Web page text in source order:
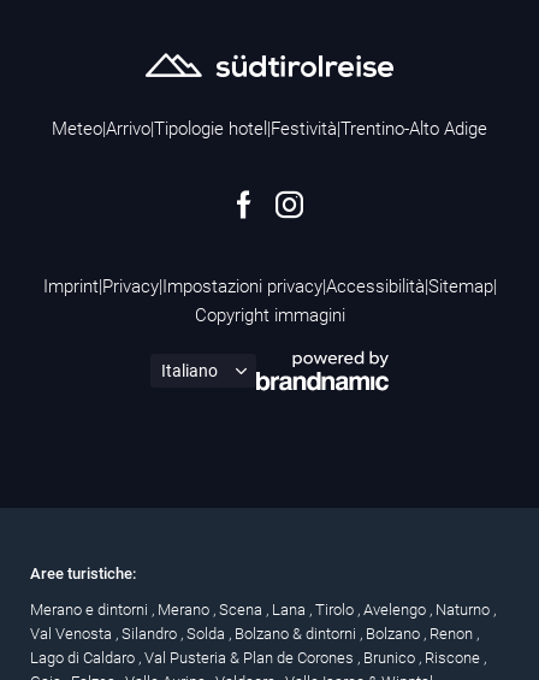
Meteo|Arrivo|Tipologie hotel |Festività|Trentino-Alto Adige
Imprint|Privacy|Impostazioni privacy|Accessibilità|Sitemap|
Copyright immagini
Aree turistiche:
Merano e dintorni , Merano , Scena , Lana , Tirolo , Avelengo , Naturno ,
Val Venosta , Silandro , Solda , Bolzano & dintorni , Bolzano , Renon ,
Lago di Caldaro , Val Pusteria & Plan de Corones , Brunico , Riscone ,